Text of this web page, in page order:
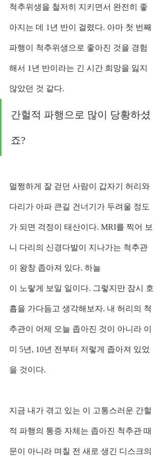
척추위생을 철저히 지키면서 완전히 좋
아지는 데 1년 반이 걸렸다. 아마 첫 번째
파행이 척추위생으로 좋아진 것을 경험
해서 1년 반이라는 긴 시간 희망을 잃지
않았던 것 같다.
간헐적 파행으로 많이 당황하셨
죠?
멀쩡하게 잘 걷던 사람이 갑자기 허리와
다리가 아파 큰길 건너기가 두려울 정도
가 되면 걱정이 태산이다. MRI를 찍어 보
니 다리의 신경다발이 지나가는 척추관
이 왕창 좁아져 있다. 하늘
이 노랗게 보일 일이다. 그렇지만 잠시 호
흡을 가다듬고 생각해보자. 내 허리의 척
추관이 어제 오늘 좁아진 것이 아니라 이
미 5년, 10년 전부터 저렇게 좁아져 있었
을 것이다.
지금 내가 겪고 있는 이 고통스러운 간헐
적 파행의 통증 자체는 좁아진 척추관 때
문이 아니라 며칠 전 새로 생긴 디스크의